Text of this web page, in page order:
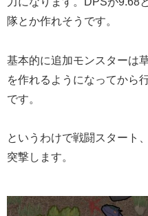
隊とか作れそうです。
基本的に追加モンスターは
を作れるようになってから
です。
というわけで戦闘スタート
突撃します。